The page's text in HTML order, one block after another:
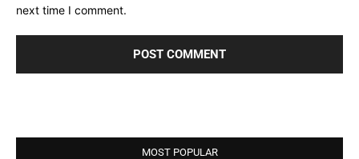
next time I comment.
MOST POPULAR